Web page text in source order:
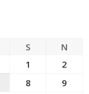
S
N
1
2
8
9